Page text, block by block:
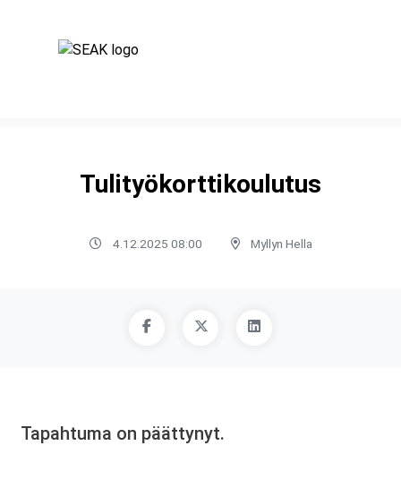
Tulityökorttikoulutus
4.12.2025 08:00 Myllyn Hella
Tapahtuma on päättynyt.